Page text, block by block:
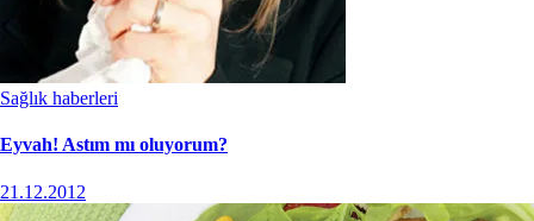
Sağlık haberleri
Eyvah! Astım mı oluyorum?
21.12.2012